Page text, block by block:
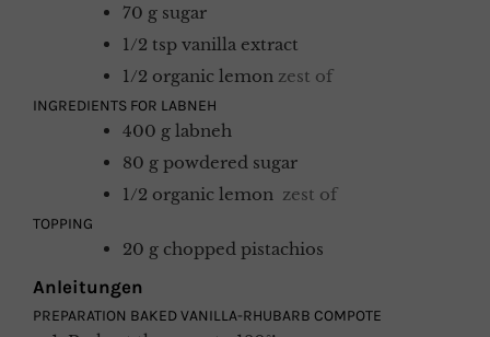
70 g sugar
1/2 tsp vanilla extract
1/2 organic lemon zest of
INGREDIENTS FOR LABNEH
400 g labneh
80 g powdered sugar
1/2 organic lemon zest of
TOPPING
20 g chopped pistachios
Anleitungen
PREPARATION BAKED VANILLA-RHUBARB COMPOTE